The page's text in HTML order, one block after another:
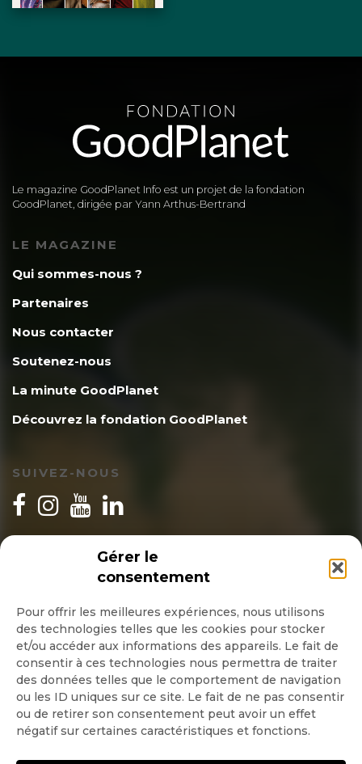
Gérer le
consentement
Pour offrir les meilleures expériences, nous utilisons
des technologies telles que les cookies pour stocker
et/ou accéder aux informations des appareils. Le fait de
consentir à ces technologies nous permettra de traiter
des données telles que le comportement de navigation
ou les ID uniques sur ce site. Le fait de ne pas consentir
ou de retirer son consentement peut avoir un effet
négatif sur certaines caractéristiques et fonctions.
Le magazine GoodPlanet Info est un projet de la fondation
GoodPlanet, dirigée par Yann Arthus-Bertrand
LE MAGAZINE
Qui sommes-nous ?
Partenaires
Nous contacter
Soutenez-nous
La minute GoodPlanet
Découvrez la fondation GoodPlanet
SUIVEZ-NOUS
INSCRIPTION NEWSLETTER
Quotidienne
Hebdo
OK